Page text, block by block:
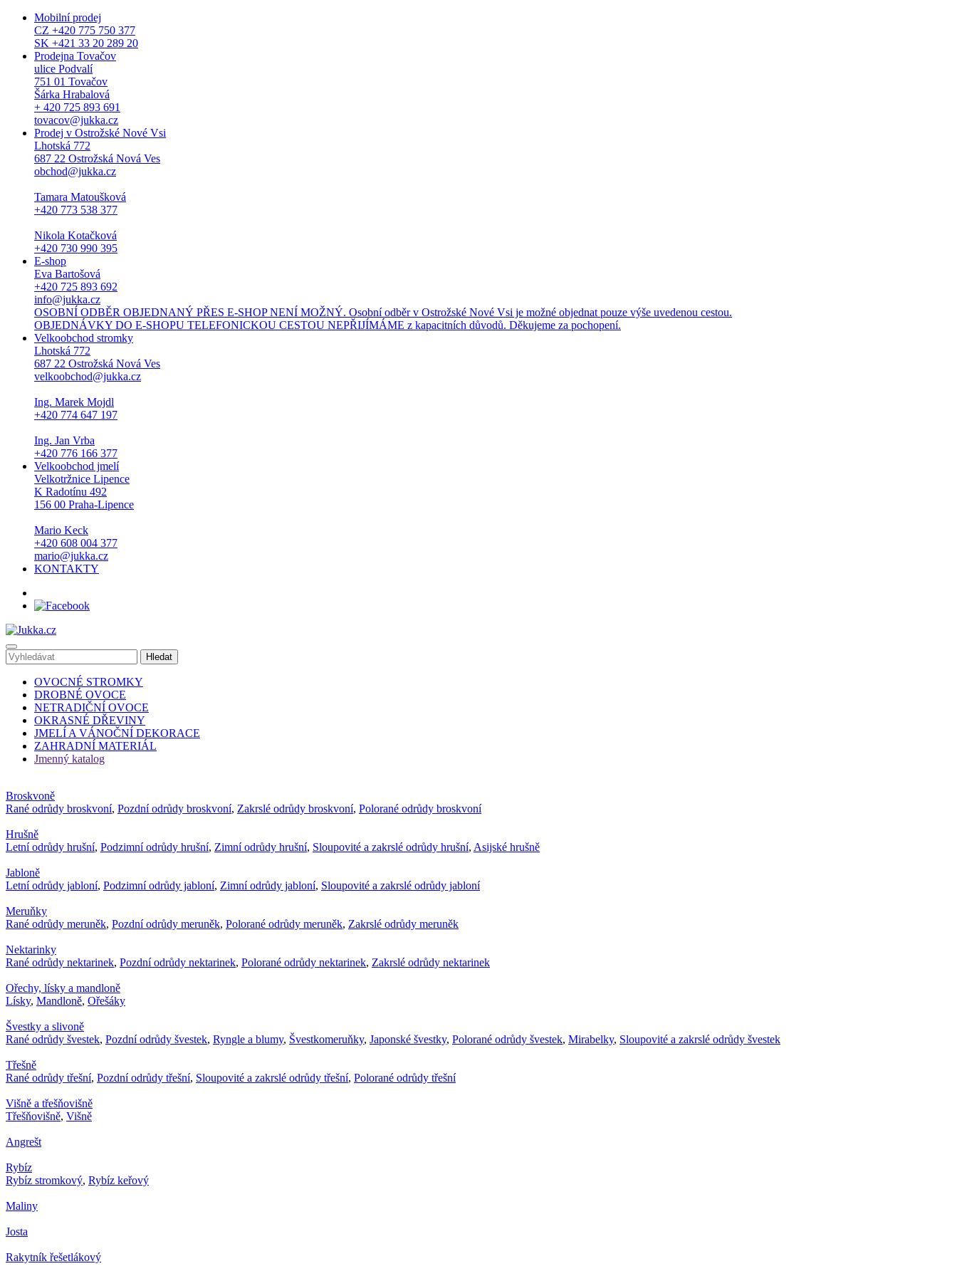
Mobilní prodej
CZ +420 775 750 377
SK +421 33 20 289 20
Prodejna Tovačov
ulice Podvalí
751 01 Tovačov
Šárka Hrabalová
+ 420 725 893 691
tovacov@jukka.cz
Prodej v Ostrožské Nové Vsi
Lhotská 772
687 22 Ostrožská Nová Ves
obchod@jukka.cz
Tamara Matoušková
+420 773 538 377
Nikola Kotačková
+420 730 990 395
E-shop
Eva Bartošová
+420 725 893 692
info@jukka.cz
OSOBNÍ ODBĚR OBJEDNANÝ PŘES E-SHOP NENÍ MOŽNÝ. Osobní odběr v Ostrožské Nové Vsi je možné objednat pouze výše uvedenou cestou.
OBJEDNÁVKY DO E-SHOPU TELEFONICKOU CESTOU NEPŘIJÍMÁME z kapacitních důvodů. Děkujeme za pochopení.
Velkoobchod stromky
Lhotská 772
687 22 Ostrožská Nová Ves
velkoobchod@jukka.cz
Ing. Marek Mojdl
+420 774 647 197
Ing. Jan Vrba
+420 776 166 377
Velkoobchod jmelí
Velkotržnice Lipence
K Radotínu 492
156 00 Praha-Lipence
Mario Keck
+420 608 004 377
mario@jukka.cz
KONTAKTY
OVOCNÉ STROMKY
DROBNÉ OVOCE
NETRADIČNÍ OVOCE
OKRASNÉ DŘEVINY
JMELÍ A VÁNOČNÍ DEKORACE
ZAHRADNÍ MATERIÁL
Jmenný katalog
Broskvoně
Rané odrůdy broskvoní, Pozdní odrůdy broskvoní, Zakrslé odrůdy broskvoní, Polorané odrůdy broskvoní
Hrušně
Letní odrůdy hrušní, Podzimní odrůdy hrušní, Zimní odrůdy hrušní, Sloupovité a zakrslé odrůdy hrušní, Asijské hrušně
Jabloně
Letní odrůdy jabloní, Podzimní odrůdy jabloní, Zimní odrůdy jabloní, Sloupovité a zakrslé odrůdy jabloní
Meruňky
Rané odrůdy meruněk, Pozdní odrůdy meruněk, Polorané odrůdy meruněk, Zakrslé odrůdy meruněk
Nektarinky
Rané odrůdy nektarinek, Pozdní odrůdy nektarinek, Polorané odrůdy nektarinek, Zakrslé odrůdy nektarinek
Ořechy, lísky a mandloně
Lísky, Mandloně, Ořešáky
Švestky a slivoně
Rané odrůdy švestek, Pozdní odrůdy švestek, Ryngle a blumy, Švestkomeruňky, Japonské švestky, Polorané odrůdy švestek, Mirabelky, Sloupovité a zakrslé odrůdy švestek
Třešně
Rané odrůdy třešní, Pozdní odrůdy třešní, Sloupovité a zakrslé odrůdy třešní, Polorané odrůdy třešní
Višně a třešňovišně
Třešňovišně, Višně
Angrešt
Rybíz
Rybíz stromkový, Rybíz keřový
Maliny
Josta
Rakytník řešetlákový